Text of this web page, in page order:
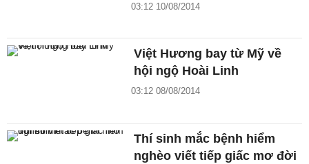
03:12 10/08/2014
Việt Hương bay từ Mỹ về
hội ngộ Hoài Linh
03:12 08/08/2014
Thí sinh mắc bệnh hiểm
nghèo viết tiếp giấc mơ đời